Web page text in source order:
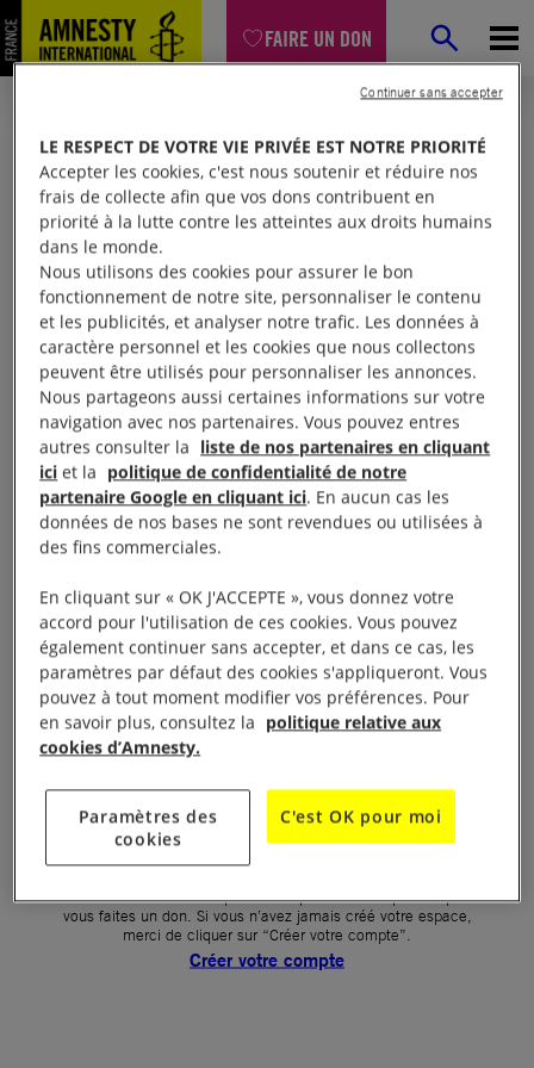
FAIRE UN DON
Mon espace
Connexion
Votre adresse email (obligatoire)
Mot de passe oublié ?
Un problème de connexion ?
Première connexion ?
La création de votre espace n’est pas automatique lorsque
vous faites un don. Si vous n’avez jamais créé votre espace,
merci de cliquer sur “Créer votre compte”.
Créer votre compte
LE RESPECT DE VOTRE VIE PRIVÉE EST NOTRE PRIORITÉ
Accepter les cookies, c'est nous soutenir et réduire nos
frais de collecte afin que vos dons contribuent en
priorité à la lutte contre les atteintes aux droits humains
dans le monde.
Nous utilisons des cookies pour assurer le bon
fonctionnement de notre site, personnaliser le contenu
et les publicités, et analyser notre trafic. Les données à
caractère personnel et les cookies que nous collectons
peuvent être utilisés pour personnaliser les annonces.
Nous partageons aussi certaines informations sur votre
navigation avec nos partenaires. Vous pouvez entres
autres consulter la liste de nos partenaires en cliquant
ici et la politique de confidentialité de notre
partenaire Google en cliquant ici. En aucun cas les
données de nos bases ne sont revendues ou utilisées à
des fins commerciales.
En cliquant sur « OK J'ACCEPTE », vous donnez votre
accord pour l'utilisation de ces cookies. Vous pouvez
également continuer sans accepter, et dans ce cas, les
paramètres par défaut des cookies s'appliqueront. Vous
pouvez à tout moment modifier vos préférences. Pour
en savoir plus, consultez la politique relative aux
cookies d’Amnesty.
Paramètres des
cookies
C'est OK pour moi
Continuer sans accepter